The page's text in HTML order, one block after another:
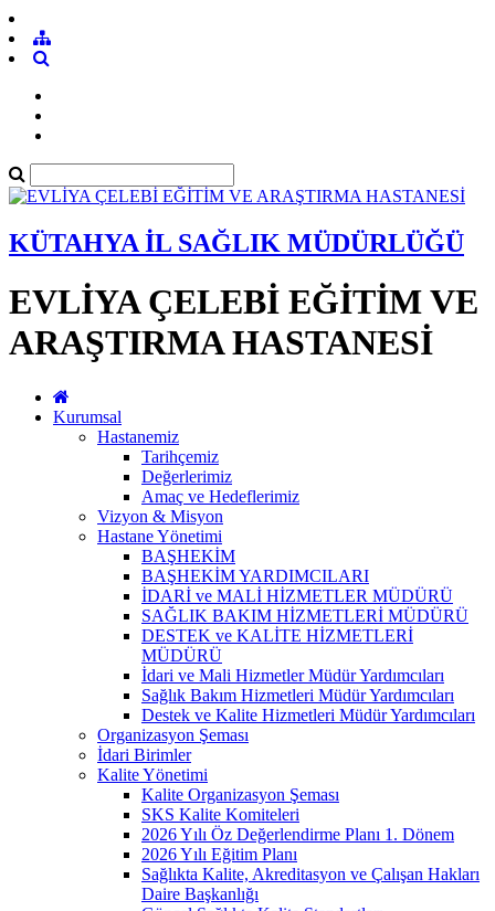
KÜTAHYA İL SAĞLIK MÜDÜRLÜĞÜ
EVLİYA ÇELEBİ EĞİTİM VE
ARAŞTIRMA HASTANESİ
Kurumsal
Hastanemiz
Tarihçemiz
Değerlerimiz
Amaç ve Hedeflerimiz
Vizyon & Misyon
Hastane Yönetimi
BAŞHEKİM
BAŞHEKİM YARDIMCILARI
İDARİ ve MALİ HİZMETLER MÜDÜRÜ
SAĞLIK BAKIM HİZMETLERİ MÜDÜRÜ
DESTEK ve KALİTE HİZMETLERİ
MÜDÜRÜ
İdari ve Mali Hizmetler Müdür Yardımcıları
Sağlık Bakım Hizmetleri Müdür Yardımcıları
Destek ve Kalite Hizmetleri Müdür Yardımcıları
Organizasyon Şeması
İdari Birimler
Kalite Yönetimi
Kalite Organizasyon Şeması
SKS Kalite Komiteleri
2026 Yılı Öz Değerlendirme Planı 1. Dönem
2026 Yılı Eğitim Planı
Sağlıkta Kalite, Akreditasyon ve Çalışan Hakları
Daire Başkanlığı